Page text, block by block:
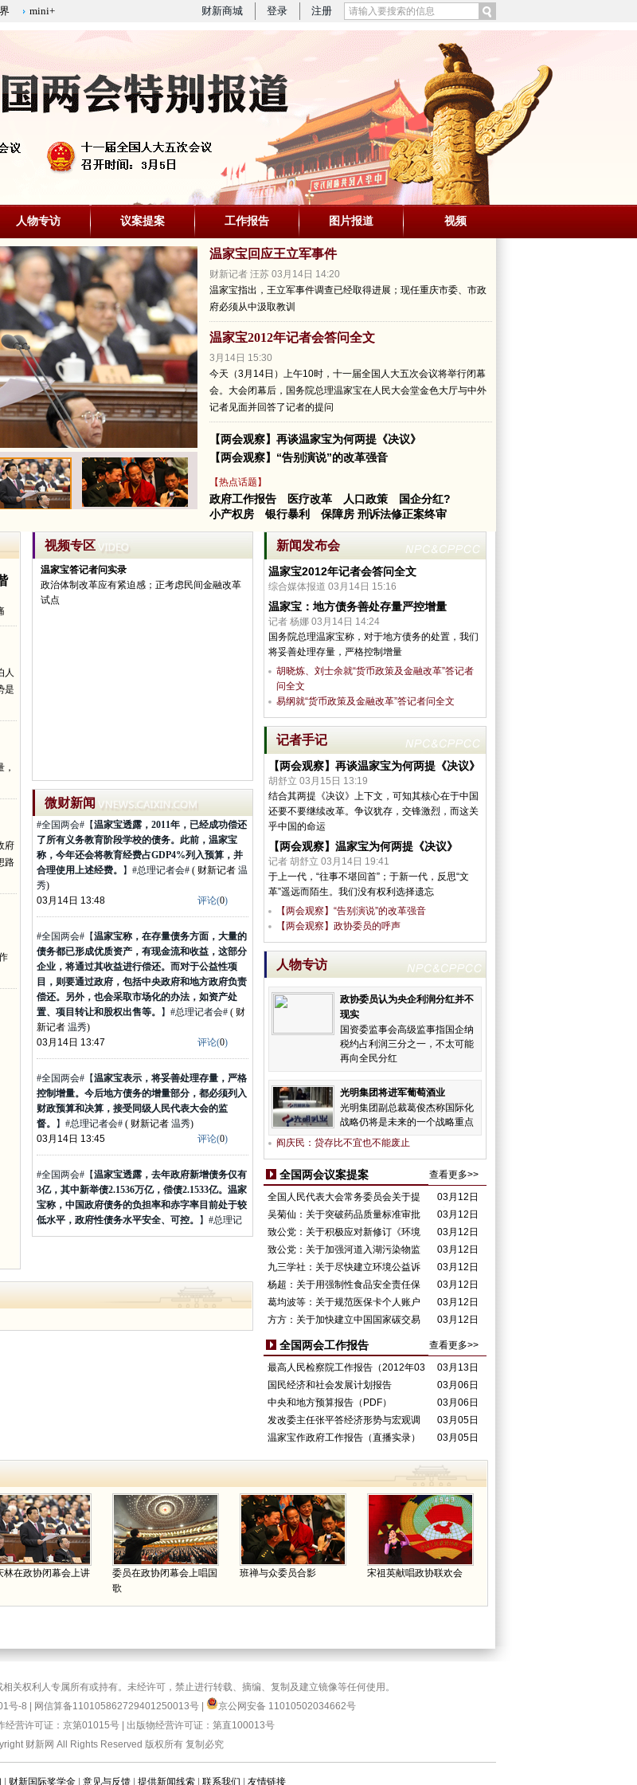
财新商城 登录 注册
mini+
人物专访 议案提案 工作报告 图片报道 视频
温家宝回应王立军事件
财新记者 汪苏 03月14日 14:20
温家宝指出，王立军事件调查已经取得进展；现任重庆市委、市政
府必须从中汲取教训
温家宝2012年记者会答问全文
3月14日 15:30
今天（3月14日）上午10时，十一届全国人大五次会议将举行闭幕
会。大会闭幕后，国务院总理温家宝在人民大会堂金色大厅与中外
记者见面并回答了记者的提问
【两会观察】再谈温家宝为何两提《决议》
【两会观察】“告别演说”的改革强音
【热点话题】
政府工作报告 医疗改革 人口政策
国企分红?
小产权房
银行暴利 保障房 刑诉法修正案终审
人
是
府
路
视频专区
温家宝答记者问实录
政治体制改革应有紧迫感；正考虑民间金融改革
试点
微财新闻
#全国两会#【花絮：日本记者连续三年另类发型亮
相两会】3月14日，一名日媒电视摄像师在头上剃
出“温”字，参加两会期间温家宝中外记者招待会。
这是他连续第三年剃个性发型参加两会报道，前两
年其分别在头上理出了镰刀锤子图案和五星红旗图
03月14日 15:47
评论(1)
#全国两会#【温家宝称，中央对王立军事件高度重
视，事发后，立即责成有关部门进行了专门调查。
目前调查已经取得进展，将以事实为依据，法律为
#全国两会#【温家宝透露，2011年，已经成功偿还
了所有义务教育阶段学校的债务。此前，温家宝
称，今年还会将教育经费占GDP4%列入预算，并
合理使用上述经费。】#总理记者会#( 财新记者温
秀)
03月14日 13:48
#全国两会#【温家宝称，在存量债务方面，大量的
债务都已形成优质资产，有现金流和收益，这部分
企业，将通过其收益进行偿还。而对于公益性项
目，则要通过政府，包括中央政府和地方政府负责
偿还。另外，也会采取市场化的办法，如资产处
置、项目转让和股权出售等。】#总理记者会#( 财
新记者温秀)
03月14日 13:47
#全国两会#【温家宝表示，将妥善处理存量，严格
控制增量。今后地方债务的增量部分，都必须列入
财政预算和决算，接受同级人民代表大会的监
督。】#总理记者会#( 财新记者 温秀)
03月14日 13:45
#全国两会#【温家宝透露，去年政府新增债务仅有
3亿，其中新举债2.1536万亿，偿债2.1533亿。温家
宝称，中国政府债务的负担率和赤字率目前处于较
低水平，政府性债务水平安全、可控。】#总理记
者会#( 财新记者温秀)
先要提高城乡居民的收入，提高最低工资水平；其
次要调节收入分配，要限制高收入者的收入，特别
的比重。同时要建立健全社会保障制度。同时要保
#全国两会#【温家宝认为，吴英案也折射出民间金
融发展与经济社会需求不适应的问题。一面是小微
企业需要大量资金，一面是银行不足以满足，而民
间又存有不少资金。温家宝表示，要引导、允许民
间资本进入金融领域，使其规范化、公开化。既要
鼓励其发展，也要加强监管。】#总理记者会#
( 财
新记者 温秀 )
贷的法律关系和处置原则应该做深入研究，使民间
重处理民间借贷纠纷案的通知，并对吴英案采取了
十分审慎的态度。】#总理记者会#( 财新记者温
秀)
03月14日 13:20
评论( 14
新闻发布会
温家宝2012年记者会答问全文
综合媒体报道 03月14日 15:16
温家宝：地方债务善处存量严控增量
记者 杨娜 03月14日 14:24
国务院总理温家宝称，对于地方债务的处置，我们
将妥善处理存量，严格控制增量
胡晓炼、刘士余就“货币政策及金融改革”答记者
问全文
易纲就“货币政策及金融改革”答记者问全文
记者手记
【两会观察】再谈温家宝为何两提《决议》
胡舒立 03月15日 13:19
结合其两提《决议》上下文，可知其核心在于中国
还要不要继续改革。争议犹存，交锋激烈，而这关
乎中国的命运
【两会观察】温家宝为何两提《决议》
记者 胡舒立 03月14日 19:41
于上一代，“往事不堪回首”；于新一代，反思“文
革”遥远而陌生。我们没有权利选择遗忘
【两会观察】“告别演说”的改革强音
【两会观察】政协委员的呼声
人物专访
政协委员认为央企利润分红并不
现实
国资委监事会高级监事指国企纳
税约占利润三分之一，不太可能
再向全民分红
光明集团将进军葡萄酒业
光明集团副总裁葛俊杰称国际化
战略仍将是未来的一个战略重点
阎庆民：贷存比不宜也不能废止
全国两会议案提案
查看更多>>
03月12日
全国人民代表大会常务委员会关于提
请审议《中华人民共和国刑事诉讼法修正案（草
案）》的议案
03月12日
吴菊仙：关于突破药品质量标准审批
管理体制，加快已上市药品质量标准提高的审批进
度和质量的提案
03月12日
致公党：关于积极应对新修订《环境
空气质量标准》的提案
03月12日
致公党：关于加强河道入湖污染物监
测网络及检测能力建设，保障湖泊生态健康的提案
03月12日
九三学社：关于尽快建立环境公益诉
讼制度的提案
03月12日
杨超：关于用强制性食品安全责任保
险推动食品安全的提案
03月12日
葛均波等：关于规范医保卡个人账户
资金使用的提案
03月12日
方方：关于加快建立中国国家碳交易
全国两会工作报告
查看更多>>
03月13日
最高人民检察院工作报告（2012年03
月11日）
03月06日
国民经济和社会发展计划报告
（PDF）
03月06日
中央和地方预算报告（PDF）
03月05日
发改委主任张平答经济形势与宏观调
控（直播实录）
03月05日
温家宝作政府工作报告（直播实录）
林在政协闭幕会上讲
委员在政协闭幕会上唱国
歌
班禅与众委员合影 宋祖英献唱政协联欢会
关权利人专属所有或持有。未经许可，禁止进行转载、摘编、复制及建立镜像等任何使用。
号-8 网信算备110105862729401250013号
京公网安备 11010502034662号
经营许可证：京第01015号
出版物经营许可证：第直100013号
财新网 All Rights Reserved 版权所有 复制必究
财新国际奖学金 意见与反馈 提供新闻线索 联系我们 友情链接